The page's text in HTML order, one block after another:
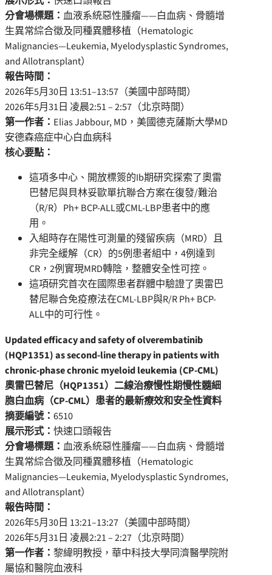
分會場標題： 血液系統惡性腫瘤——白血病、骨髓增
生異常綜合徵及同種異體移植（Hematologic
Malignancies—Leukemia, Myelodysplastic Syndromes,
and Allotransplant）
報告時間：
2026年5月30日 13:51–13:57（美國中部時間）
2026年5月31日 凌晨2:51 – 2:57（北京時間）
第一作者： Elias Jabbour, MD，美國德克薩斯大學MD
安德森癌症中心白血病科
核心要點：
這項多中心、開放標簽的Ib期研究探索了奧雷
巴替尼與貝林妥歐單抗聯合方案在復發/難治
（R/R）Ph+ BCP-ALL或CML-LBP患者中的應
用。
入組時存在陽性可測量的殘留疾病（MRD）且
非完全緩解（CR）的5例患者組中，4例達到
CR，2例實現MRD轉陰，整體安全性可控。
這項研究首次在國際患者群體中驗證了奧雷巴
替尼聯合免疫療法在CML-LBP與R/R Ph+ BCP-
ALL中的可行性。
Updated efficacy and safety of olverembatinib
(HQP1351) as second-line therapy in patients with
chronic-phase chronic myeloid leukemia (CP-CML)
奧雷巴替尼（HQP1351）二線治療慢性期慢性髓細
胞白血病（CP-CML）患者的最新療效和安全性資料
摘要編號： 6510
展示形式： 快速口頭報告
分會場標題： 血液系統惡性腫瘤——白血病、骨髓增
生異常綜合徵及同種異體移植（Hematologic
Malignancies—Leukemia, Myelodysplastic Syndromes,
and Allotransplant）
報告時間：
2026年5月30日 13:21–13:27（美國中部時間）
2026年5月31日 凌晨2:21 – 2:27（北京時間）
第一作者： 黎緯明教授，華中科技大學同濟醫學院附
屬協和醫院血液科